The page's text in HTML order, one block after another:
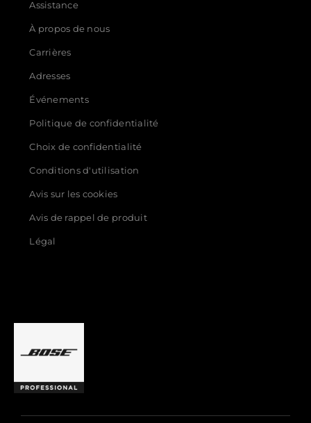
Assistance
À propos de nous
Carrières
Adresses
Événements
Politique de confidentialité
Choix de confidentialité
Conditions d'utilisation
Avis sur les cookies
Avis de rappel de produit
Légal